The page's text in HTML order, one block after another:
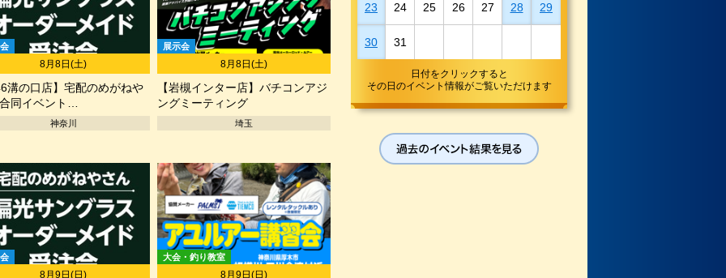
8月8日(土)
溝の口店】宅配のめがねや
同イベント…
神奈川
展示会
8月8日(土)
【岩槻インター店】バチコンアジ
ングミーティング
埼玉
8月9日(日)
大会・釣り教室
8月9日(日)
23 24 25 26 27 28 29
30 31
日付をクリックすると
その日のイベント情報がご覧いただけます